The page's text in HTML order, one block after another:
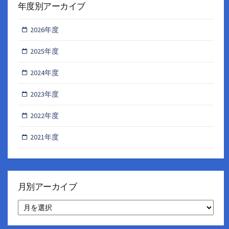
年度別アーカイブ
2026年度
2025年度
2024年度
2023年度
2022年度
2021年度
月別アーカイブ
別
ア